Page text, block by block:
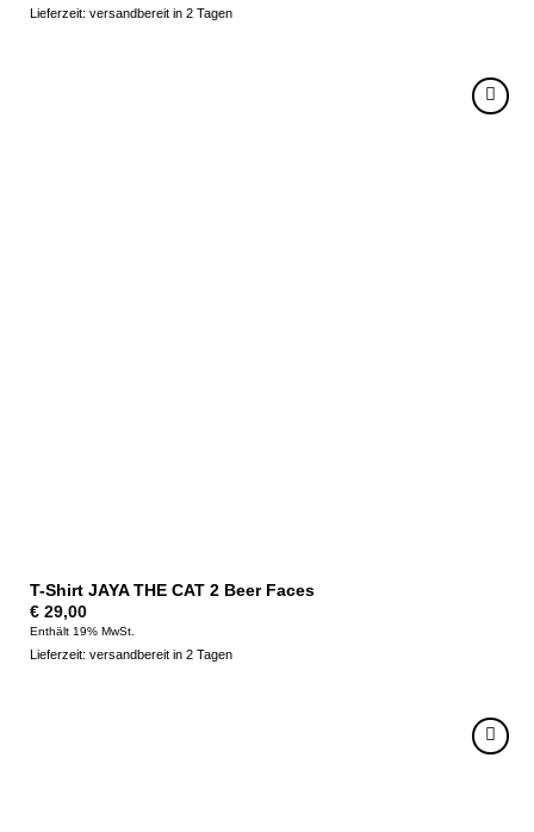
Lieferzeit: versandbereit in 2 Tagen
T-Shirt JAYA THE CAT 2 Beer Faces
€29,00
Enthält 19% MwSt.
Lieferzeit: versandbereit in 2 Tagen